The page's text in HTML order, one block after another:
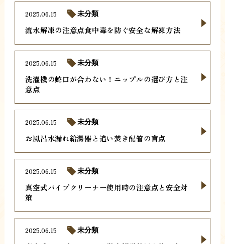
流水解凍の注意点食中毒を防ぐ安全な解凍方法
2025.06.15 未分類
洗濯機の蛇口が合わない！ニップルの選び方と注
意点
2025.06.15 未分類
お風呂水漏れ給湯器と追い焚き配管の盲点
2025.06.15 未分類
真空式パイプクリーナー使用時の注意点と安全対
策
2025.06.15 未分類
2025.06.15 未分類